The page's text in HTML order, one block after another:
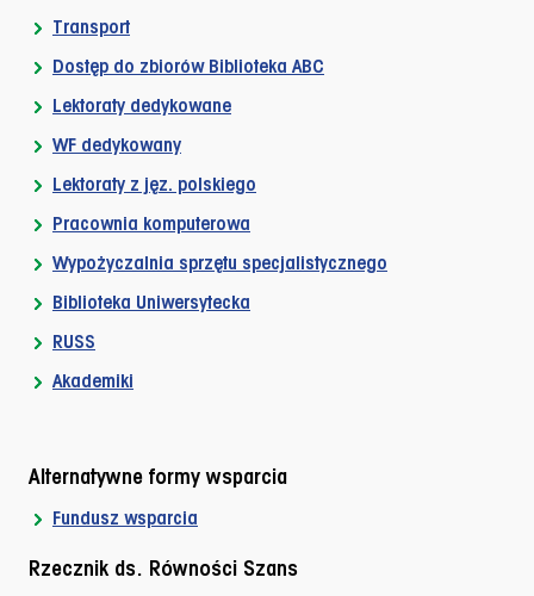
Transport
Dostęp do zbiorów Biblioteka ABC
Lektoraty dedykowane
WF dedykowany
Lektoraty z jęz. polskiego
Pracownia komputerowa
Wypożyczalnia sprzętu specjalistycznego
Biblioteka Uniwersytecka
RUSS
Akademiki
Alternatywne formy wsparcia
Fundusz wsparcia
Rzecznik ds. Równości Szans